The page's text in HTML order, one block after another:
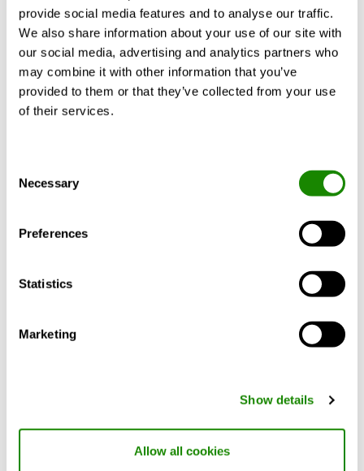
provide social media features and to analyse our traffic.
We also share information about your use of our site with
our social media, advertising and analytics partners who
may combine it with other information that you’ve
provided to them or that they’ve collected from your use
of their services.
Selection
Necessary
Preferences
Statistics
Marketing
Show details
Allow all cookies
LENTO